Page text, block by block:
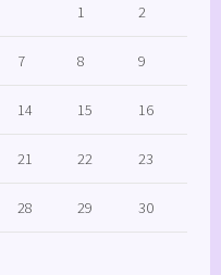
1 2
7 8 9
14 15 16
21 22 23
28 29 30